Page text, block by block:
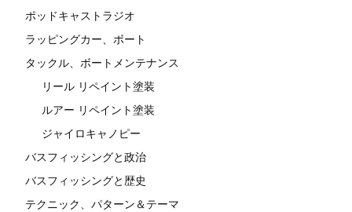
ポッドキャストラジオ
ラッピングカー、ボート
タックル、ボートメンテナンス
リール リペイント塗装
ルアー リペイント塗装
ジャイロキャノピー
バスフィッシングと政治
バスフィッシングと歴史
テクニック、パターン＆テーマ